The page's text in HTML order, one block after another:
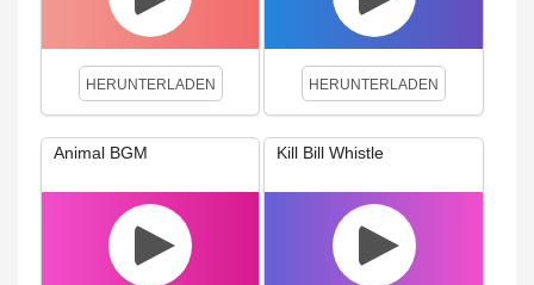
HERUNTERLADEN HERUNTERLADEN
Animal BGM Kill Bill Whistle